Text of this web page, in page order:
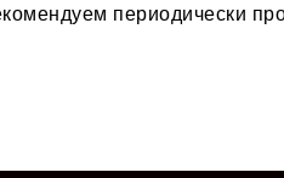
периодически